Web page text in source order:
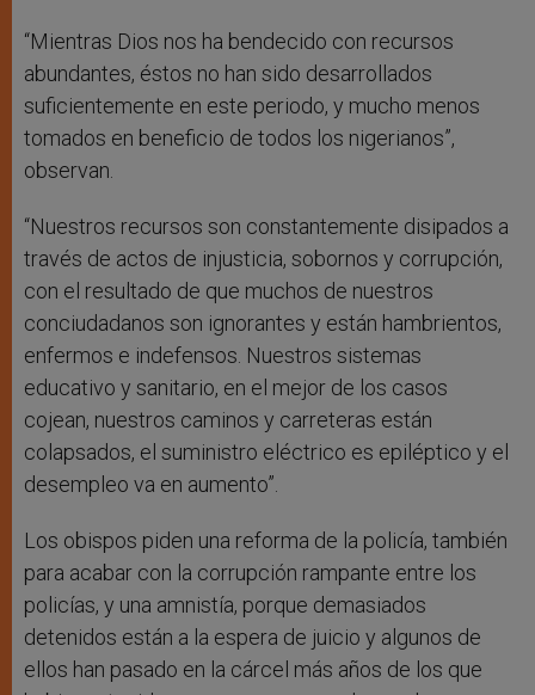
“Mientras Dios nos ha bendecido con recursos
abundantes, éstos no han sido desarrollados
suficientemente en este periodo, y mucho menos
tomados en beneficio de todos los nigerianos”,
observan.
“Nuestros recursos son constantemente disipados a
través de actos de injusticia, sobornos y corrupción,
con el resultado de que muchos de nuestros
conciudadanos son ignorantes y están hambrientos,
enfermos e indefensos. Nuestros sistemas
educativo y sanitario, en el mejor de los casos
cojean, nuestros caminos y carreteras están
colapsados, el suministro eléctrico es epiléptico y el
desempleo va en aumento”.
Los obispos piden una reforma de la policía, también
para acabar con la corrupción rampante entre los
policías, y una amnistía, porque demasiados
detenidos están a la espera de juicio y algunos de
ellos han pasado en la cárcel más años de los que